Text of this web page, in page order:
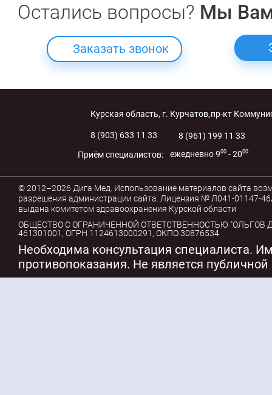
Остались вопросы? Мы Вам
Заказать звонок
Курская область, г. Курчатов,пр-кт
8 (903) 633 11 33
8 (961) 199 11 33
Приём специалистов:
ежедневно 900 - 2000
© 2012–2026 Дига Мед. Использование материалов сайта
разрешения администрации сайта. Лицензия № Л041-01147-
выдана комитетом здравоохранения Курской области
ОБЩЕСТВО С ОГРАНИЧЕННОЙ ОТВЕТСТВЕННОСТЬЮ "ОЛЬГОВ
461301001, ОГРН 1124613000291, ОКПО 30876534
Необходима консультация специалиста.
противопоказания. Не является